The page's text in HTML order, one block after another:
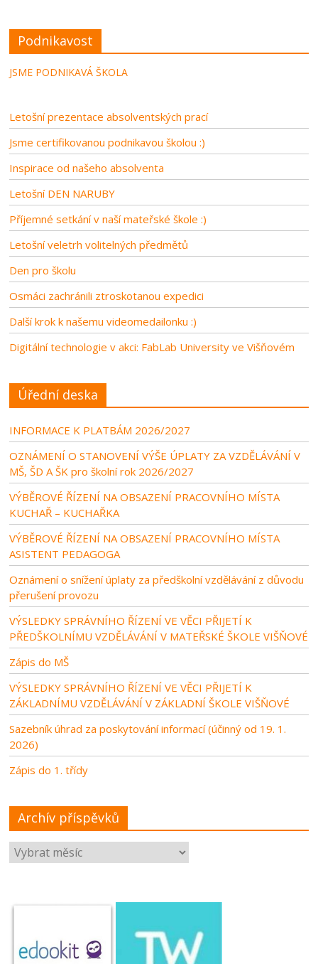
Podnikavost
JSME PODNIKAVÁ ŠKOLA
Letošní prezentace absolventských prací
Jsme certifikovanou podnikavou školou :)
Inspirace od našeho absolventa
Letošní DEN NARUBY
Příjemné setkání v naší mateřské škole :)
Letošní veletrh volitelných předmětů
Den pro školu
Osmáci zachránili ztroskotanou expedici
Další krok k našemu videomedailonku :)
Digitální technologie v akci: FabLab University ve Višňovém
Úřední deska
INFORMACE K PLATBÁM 2026/2027
OZNÁMENÍ O STANOVENÍ VÝŠE ÚPLATY ZA VZDĚLÁVÁNÍ V
MŠ, ŠD A ŠK pro školní rok 2026/2027
VÝBĚROVÉ ŘÍZENÍ NA OBSAZENÍ PRACOVNÍHO MÍSTA
KUCHAŘ – KUCHAŘKA
VÝBĚROVÉ ŘÍZENÍ NA OBSAZENÍ PRACOVNÍHO MÍSTA
ASISTENT PEDAGOGA
Oznámení o snížení úplaty za předškolní vzdělávání z důvodu
přerušení provozu
VÝSLEDKY SPRÁVNÍHO ŘÍZENÍ VE VĚCI PŘIJETÍ K
PŘEDŠKOLNÍMU VZDĚLÁVÁNÍ V MATEŘSKÉ ŠKOLE VIŠŇOVÉ
Zápis do MŠ
VÝSLEDKY SPRÁVNÍHO ŘÍZENÍ VE VĚCI PŘIJETÍ K
ZÁKLADNÍMU VZDĚLÁVÁNÍ V ZÁKLADNÍ ŠKOLE VIŠŇOVÉ
Sazebník úhrad za poskytování informací (účinný od 19. 1.
2026)
Zápis do 1. třídy
Archív příspěvků